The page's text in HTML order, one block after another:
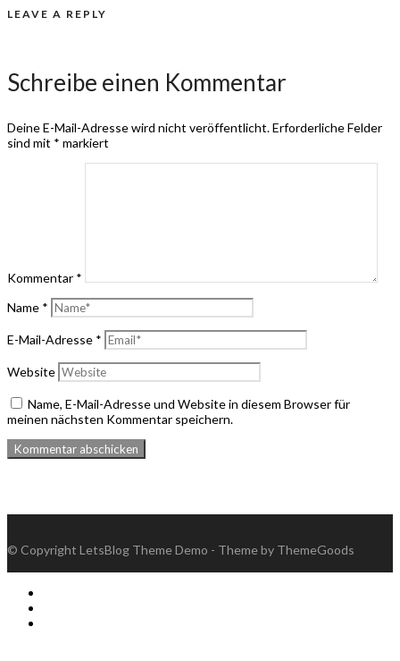
LEAVE A REPLY
Schreibe einen Kommentar
Deine E-Mail-Adresse wird nicht veröffentlicht.Erforderliche Felder
sind mit * markiert
Kommentar *
Name *
E-Mail-Adresse *
Website
Name, E-Mail-Adresse und Website in diesem Browser für
meinen nächsten Kommentar speichern.
© Copyright LetsBlog Theme Demo - Theme by ThemeGoods